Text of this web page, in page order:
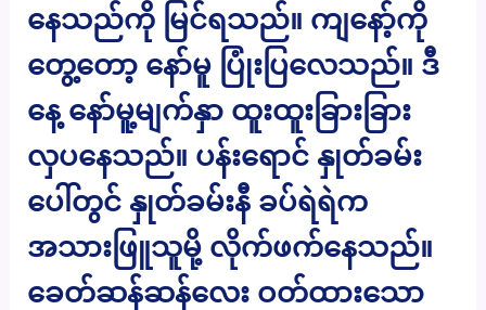
နေသည်ကို မြင်ရသည်။ ကျနော့်ကို
တွေ့တော့ နော်မူ ပြုံးပြလေသည်။ ဒီ
နေ့ နော်မူ့မျက်နှာ ထူးထူးခြားခြား
လှပနေသည်။ ပန်းရောင် နှုတ်ခမ်း
ပေါ်တွင် နှုတ်ခမ်းနီ ခပ်ရဲရဲက
အသားဖြူသူမို့ လိုက်ဖက်နေသည်။
ခေတ်ဆန်ဆန်လေး ဝတ်ထားသော